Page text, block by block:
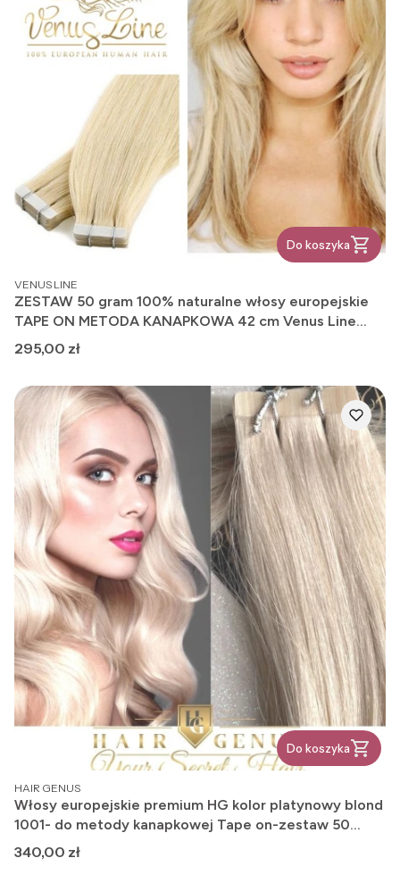
Do koszyka
PRODUCENT
VENUS LINE
ZESTAW 50 gram 100% naturalne włosy europejskie
TAPE ON METODA KANAPKOWA 42 cm Venus Line
kolor 613
Cena
295,00 zł
Do koszyka
PRODUCENT
HAIR GENUS
Włosy europejskie premium HG kolor platynowy blond
1001- do metody kanapkowej Tape on-zestaw 50
gram -52 cm
Cena
340,00 zł